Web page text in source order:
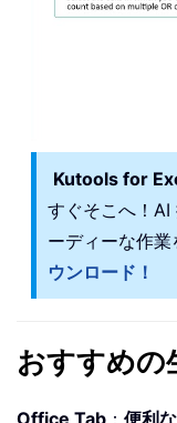
Kutools for
すぐそこへ！
ーディーな作業
ウンロード！
おすすめの
Office Tab ： 便利